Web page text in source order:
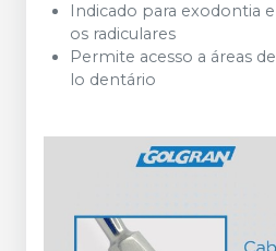
Indicado para exodontia e
os radiculares
Permite acesso a áreas de
lo dentário